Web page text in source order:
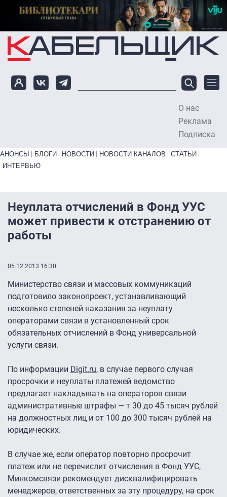
Перейти к основному содержанию
О нас
Реклама
Подписка
Primary links bottom
АНОНСЫ БЛОГИ НОВОСТИ НОВОСТИ КАНАЛОВ
СТАТЬИ
ИНТЕРВЬЮ
Неуплата отчислений в Фонд УУС
может привести к отстранению от
работы
05.12.2013 16:30
Министерство связи и массовых коммуникаций
подготовило законопроект, устанавливающий
несколько степеней наказания за неуплату
операторами связи в установленный срок
обязательных отчислений в Фонд универсальной
услуги связи.
По информации Digit.ru, в случае первого случая
просрочки и неуплаты платежей ведомство
предлагает накладывать на операторов связи
административные штрафы — т 30 до 45 тысяч рублей
на должностных лиц и от 100 до 300 тысяч рублей на
юридических.
В случае же, если оператор повторно просрочит
платеж или не перечислит отчисления в Фонд УУС,
Минкомсвязи рекомендует дисквалифицировать
менеджеров, ответственных за эту процедуру, на срок